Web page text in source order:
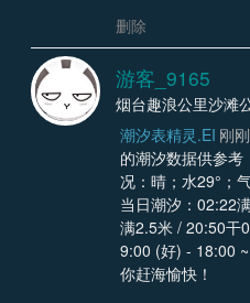
删除
游客_9165
烟台趣浪公里沙滩
潮汐表精灵.EI 刚刚
的潮汐数据供参
况：晴；水29°；
当日潮汐：02:22
满2.5米 / 20:50干
9:00 (好) - 18:00
你赶海愉快！